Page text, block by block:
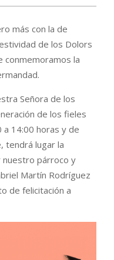
más con la de
de los Dolors
conmemoramos la
Señora de los
de los fieles
14:00 horas y de
tendrá lugar la
nuestro párroco y
Martín Rodríguez
de felicitación a